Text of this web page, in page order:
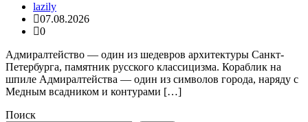
lazily
07.08.2026
0
Адмиралтейство — один из шедевров архитектуры Санкт-
Петербурга, памятник русского классицизма. Кораблик на
шпиле Адмиралтейства — один из символов города, наряду с
Медным всадником и контурами […]
Поиск